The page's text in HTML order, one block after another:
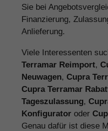
Sie bei
Finanzierung,
Anlieferung.
Viele Interessenten
Terramar Reimport,
Neuwagen, Cupra
Cupra Terramar
Tageszulassung,
Konfigurator oder
Genau dafür ist diese